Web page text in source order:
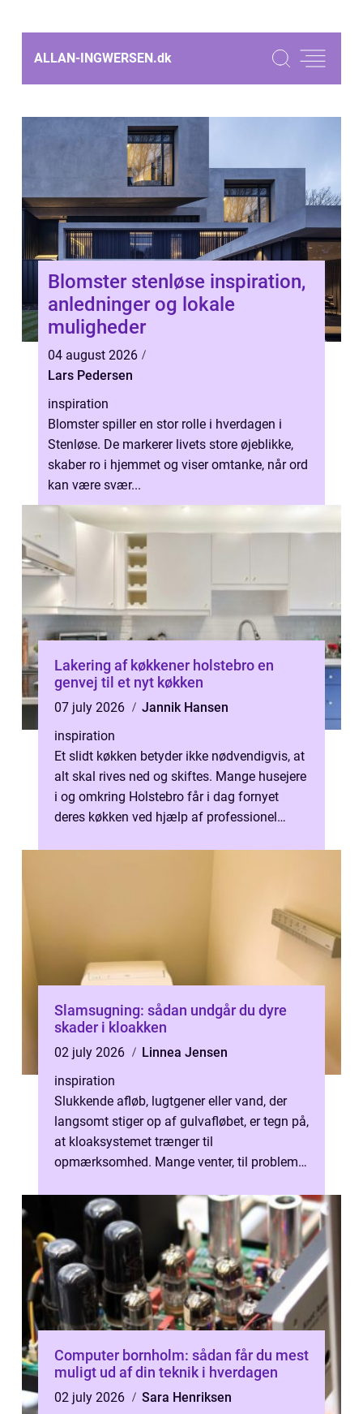
ALLAN-INGWERSEN.dk
Blomster stenløse inspiration,
anledninger og lokale
muligheder
04 august 2026
Lars Pedersen
inspiration
Blomster spiller en stor rolle i hverdagen i
Stenløse. De markerer livets store øjeblikke,
skaber ro i hjemmet og viser omtanke, når ord
kan være svær...
Lakering af køkkener holstebro en
genvej til et nyt køkken
07 july 2026
Jannik Hansen
inspiration
Et slidt køkken betyder ikke nødvendigvis, at
alt skal rives ned og skiftes. Mange husejere
i og omkring Holstebro får i dag fornyet
deres køkken ved hjælp af professionel
Slamsugning: sådan undgår du dyre
skader i kloakken
02 july 2026
Linnea Jensen
inspiration
Slukkende afløb, lugtgener eller vand, der
langsomt stiger op af gulvafløbet, er tegn på,
at kloaksystemet trænger til
opmærksomhed. Mange venter, til problemet
Computer bornholm: sådan får du mest
muligt ud af din teknik i hverdagen
02 july 2026
Sara Henriksen